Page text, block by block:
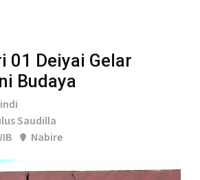
01 Deiyai Gelar
Budaya
Saudilla
Nabire